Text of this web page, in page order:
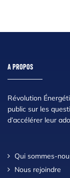
A PROPOS
Révolution
public sur les
d’accélérer leur
Qui sommes-
Nous rejoindre